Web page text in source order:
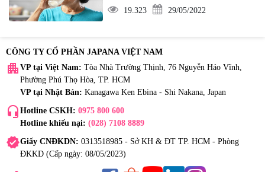
19.323
29/05/2022
CÔNG TY CỔ PHẦN JAPANA VIỆT NAM
apartment VP tại Việt Nam: Tòa Nhà Trường Thịnh, 76 Nguyễn Háo Vĩnh,
Phường Phú Thọ Hòa, TP. HCM
VP tại Nhật Bản: Kanagawa Ken Ebina - Shi Nakana, Japan
headset_mic Hotline CSKH: 0975 800 600
Hotline khiếu nại: (028) 7108 8889
verifiedGiấy CNĐKDN: 0313518985 - Sở KH & ĐT TP. HCM - Phòng
ĐKKD (Cấp ngày: 08/05/2023)